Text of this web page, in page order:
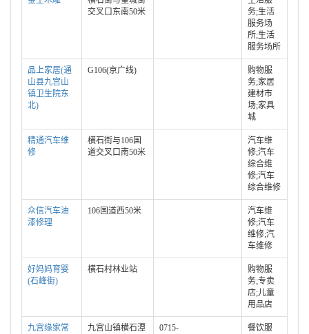
交叉口东南50米
务;生活
服务场
所;生活
服务场所
品上家居(通
山县九宫山
镇卫生院东
北)
G106(京广线)
购物服
务;家居
建材市
场;家具
城
精通汽车维
修
横石街与106国
道交叉口南50米
汽车维
修;汽车
综合维
修;汽车
综合维修
众信汽车油
漆修理
106国道西50米
汽车维
修;汽车
维修;汽
车维修
好妈妈育婴
(石峰街)
横石村林业站
购物服
务;专卖
店;儿童
用品店
九宫缘家常
九宫山镇横石潭
0715-
餐饮服